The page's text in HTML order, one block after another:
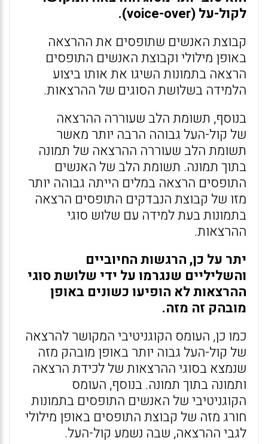
לקול-על (voice-over).
קבוצת האנשים שתופסים את ההרצאה
באופן מילולי וקבוצת האנשים התופסים
הרצאה בתמונות השיגו את אותו ביצוע
הלמידה בשלושת הסוגים של ההרצאות.
בנוסף, תשומת הלב שעוררה ההרצאה
של קול-העל גבוהה הרבה יותר מאשר
תשומת הלב שעוררה ההרצאה של תמונה
בתוך תמונה. תשומת הלב של האנשים
התופסים הרצאה במלים הייתה גבוהה יותר
מזו של קבוצת הנבדקים התופסים הרצאה
בתמונות בעת למידה עם שלוש סוגי
ההרצאות.
יתר על כן, הרגשות החיוביים
והשליליים שנגרמו על ידי שלושת סוגי
ההרצאות לא הופיעו כשונים באופן
מובהק זה מזה.
כמו כן, העומס הקוגניטיבי המקושר להרצאה
של קול-העל גבוה יותר באופן מובהק מזה
שנמצא בסוגי ההרצאות של לכידת הרצאה
ותמונה בתוך תמונה. בנוסף, העומס
הקוגניטיבי של האנשים התופסים בתמונות
חורג מזה של קבוצת התופסים באופן מילולי
לגבי ההרצאה, שבה נשמע קול-העל.